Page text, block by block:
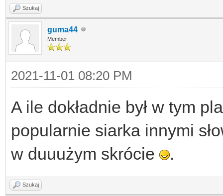
Szukaj
guma44
Member
2021-11-01 08:20 PM
A ile dokładnie był w tym
popularnie siarka innymi
w duuużym skrócie
.
Szukaj